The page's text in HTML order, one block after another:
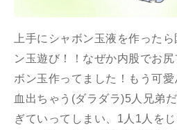
上手にシャボン玉液を作った
ン玉遊び！！なぜか内股でお
ボン玉作ってました！もう可
血出ちゃう(ダラダラ)5人兄弟
ぎていってしまい、1人1人を